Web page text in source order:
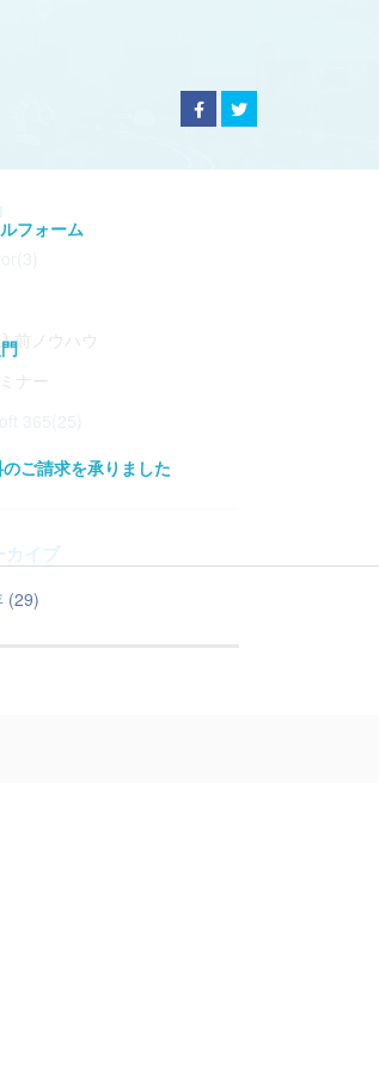
フォーム
ご請求を承りました
前ノウハウ
ナー
カイブ
(29)